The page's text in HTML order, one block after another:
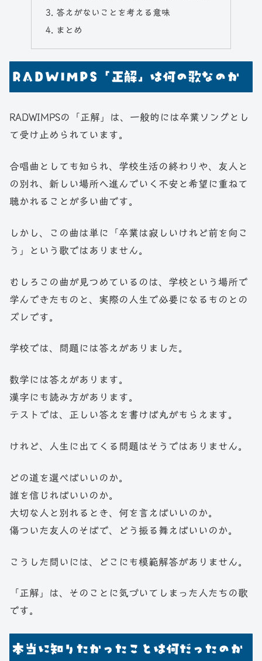
答えがないことを考える意味
まとめ
RADWIMPS「正解」は何の歌なのか
RADWIMPSの「正解」は、一般的には卒業ソングとし
て受け止められています。
合唱曲としても知られ、学校生活の終わりや、友人と
の別れ、新しい場所へ進んでいく不安と希望に重ねて
聴かれることが多い曲です。
しかし、この曲は単に「卒業は寂しいけれど前を向こ
う」という歌ではありません。
むしろこの曲が見つめているのは、学校という場所で
学んできたものと、実際の人生で必要になるものとの
ズレです。
学校では、問題には答えがありました。
数学には答えがあります。
漢字にも読み方があります。
テストでは、正しい答えを書けば丸がもらえます。
けれど、人生に出てくる問題はそうではありません。
どの道を選べばいいのか。
誰を信じればいいのか。
大切な人と別れるとき、何を言えばいいのか。
傷ついた友人のそばで、どう振る舞えばいいのか。
こうした問いには、どこにも模範解答がありません。
「正解」は、そのことに気づいてしまった人たちの歌
です。
本当に知りたかったことは何だったのか